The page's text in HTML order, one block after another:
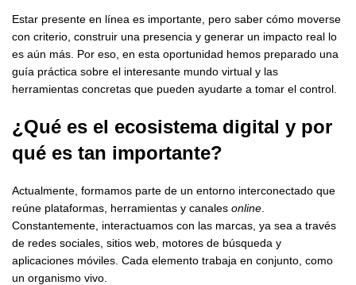
Estar presente en línea es importante, pero saber cómo moverse
con criterio, construir una presencia y generar un impacto real lo
es aún más. Por eso, en esta oportunidad hemos preparado una
guía práctica sobre el interesante mundo virtual y las
herramientas concretas que pueden ayudarte a tomar el control.
¿Qué es el ecosistema digital y por
qué es tan importante?
Actualmente, formamos parte de un entorno interconectado que
reúne plataformas, herramientas y canales online
Constantemente, interactuamos con las marcas, ya sea a través
de redes sociales, sitios web, motores de búsqueda y
aplicaciones móviles. Cada elemento trabaja en conjunto, como
un organismo vivo.